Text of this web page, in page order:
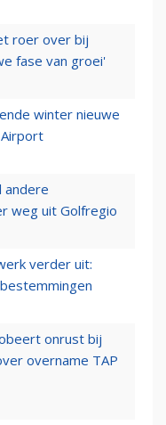
roer over bij
fase van groei'
winter nieuwe
andere
weg uit Golfregio
verder uit:
onrust bij
overname TAP